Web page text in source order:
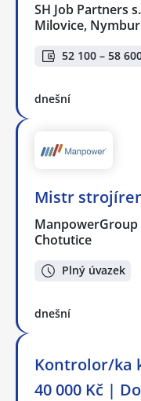
SH Job Partners
Milovice,
52 100 – 58
dnešní
Mistr
ManpowerGroup
Chotutice
Plný úvazek
dnešní
Kontrolor/ka
40 000 Kč |